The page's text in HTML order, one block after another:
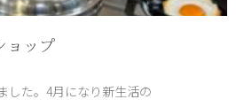
ョップ
した。4月になり新生活の